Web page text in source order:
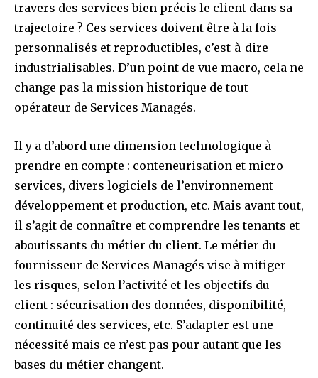
travers des services bien précis le client dans sa
trajectoire ? Ces services doivent être à la fois
personnalisés et reproductibles, c’est-à-dire
industrialisables. D’un point de vue macro, cela ne
change pas la mission historique de tout
opérateur de Services Managés.
Il y a d’abord une dimension technologique à
prendre en compte : conteneurisation et micro-
services, divers logiciels de l’environnement
développement et production, etc. Mais avant tout,
il s’agit de connaître et comprendre les tenants et
aboutissants du métier du client. Le métier du
fournisseur de Services Managés vise à mitiger
les risques, selon l’activité et les objectifs du
client : sécurisation des données, disponibilité,
continuité des services, etc. S’adapter est une
nécessité mais ce n’est pas pour autant que les
bases du métier changent.